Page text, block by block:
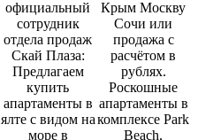
официальный
сотрудник
отдела продаж
Скай Плаза:
Предлагаем
купить
апартаменты в
ялте с видом на
море в
Крым Москву
Сочи или
продажа с
расчётом в
рублях.
Роскошные
апартаменты в
комплексе Park
Beach,